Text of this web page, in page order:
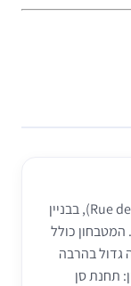
סטודיו של 20 מ״ר ברחוב דה רן (Rue de Rennes), בבניין
המטבחון כולל
גדול בהרבה
תחנת סן